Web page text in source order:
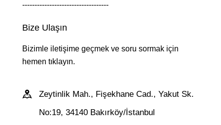
-----------------------------------
Bize Ulaşın
Bizimle iletişime geçmek ve soru sormak için
hemen tıklayın.
Zeytinlik Mah., Fişekhane Cad., Yakut Sk.
No:19, 34140 Bakırköy/İstanbul